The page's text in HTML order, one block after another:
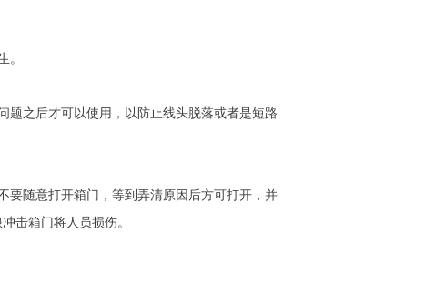
。
之后才可以使用，以防止线头脱落或者是短路
随意打开箱门，等到弄清原因后方可打开，并
击箱门将人员损伤。